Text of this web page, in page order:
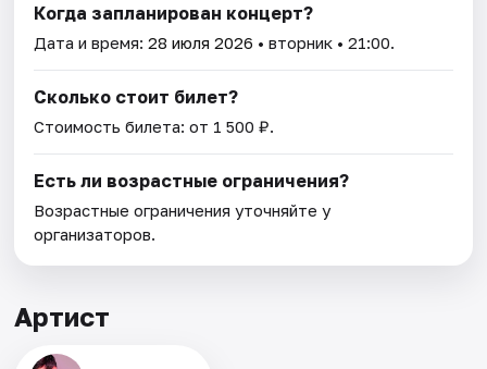
Когда запланирован концерт?
Дата и время:28 июля 2026 • вторник • 21:00.
Сколько стоит билет?
Стоимость билета: от 1 500 ₽.
Есть ли возрастные ограничения?
Возрастные ограничения уточняйте у
организаторов.
Артист